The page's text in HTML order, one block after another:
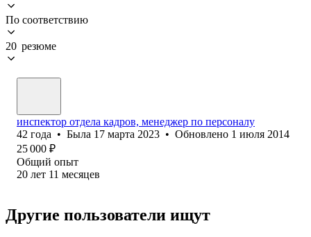
По соответствию
20 резюме
инспектор отдела кадров, менеджер по персоналу
42 года • Была 17 марта 2023 • Обновлено 1 июля 2014
25 000 ₽
Общий опыт
20 лет 11 месяцев
Другие пользователи ищут